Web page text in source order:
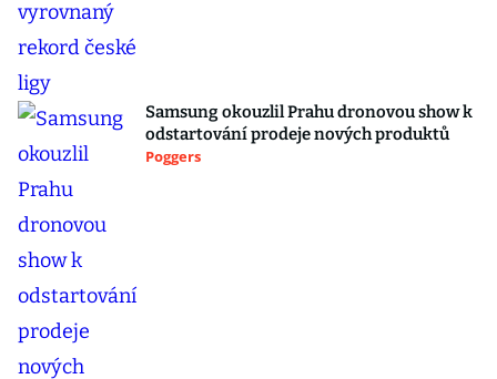
Samsung okouzlil Prahu dronovou show k
odstartování prodeje nových produktů
Poggers